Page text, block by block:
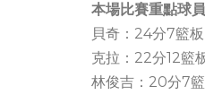
本場比賽重點球
貝奇：24分7籃板
克拉：22分12籃
林俊吉：20分7